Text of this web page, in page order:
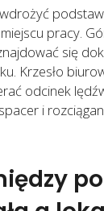
pracy.
się
Krzesło
odcinek
i